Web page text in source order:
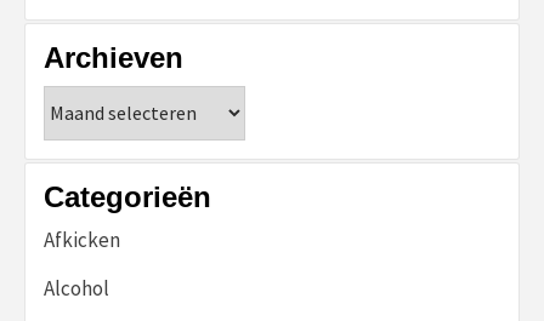
Archieven
Categorieën
Afkicken
Alcohol